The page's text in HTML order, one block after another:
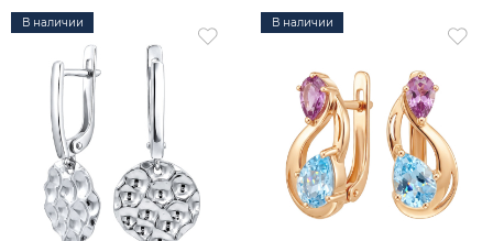
В наличии В наличии